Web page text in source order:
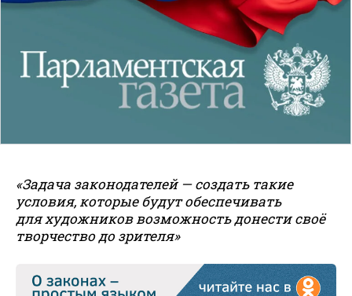
«Задача законодателей — создать такие
условия, которые будут обеспечивать
для художников возможность донести своё
творчество до зрителя»